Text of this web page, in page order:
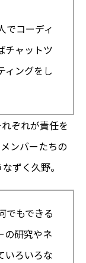
でコーディ
チャットツ
ィングをし
ぞれが責任を
ンバーたちの
ずく久野。
でもできる
の研究やネ
いろいろな